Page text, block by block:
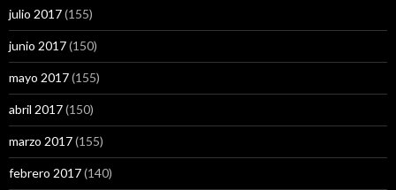
julio 2017(155)
junio 2017(150)
mayo 2017(155)
abril 2017(150)
marzo 2017(155)
febrero 2017(140)